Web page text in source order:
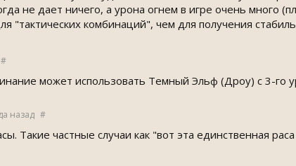
не дает ничего, а урона огнем в игре очень много
"тактических комбинаций", чем для получения
#
может использовать Темный Эльф (Дроу) с 3-го
назад #
Такие частные случаи как "вот эта единственная